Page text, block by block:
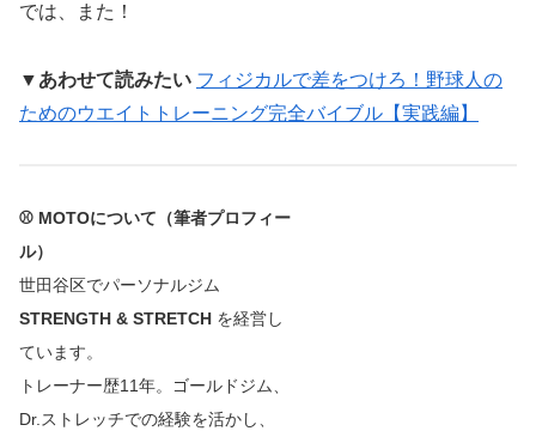
では、また！
▼あわせて読みたい フィジカルで差をつけろ！野球人の
ためのウエイトトレーニング完全バイブル【実践編】
⚾ MOTOについて（筆者プロフィー
ル）
世田谷区でパーソナルジム
STRENGTH & STRETCH を経営し
ています。
トレーナー歴11年。ゴールドジム、
Dr.ストレッチでの経験を活かし、